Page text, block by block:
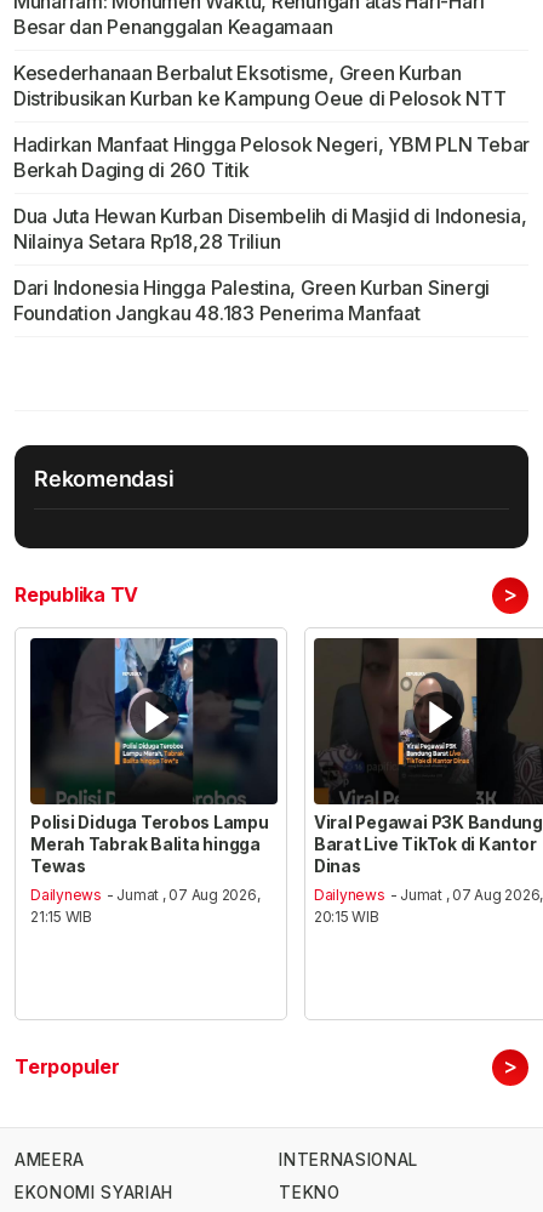
Besar dan Penanggalan Keagamaan
Kesederhanaan Berbalut Eksotisme, Green Kurban
Distribusikan Kurban ke Kampung Oeue di Pelosok NTT
Hadirkan Manfaat Hingga Pelosok Negeri, YBM PLN Tebar
Berkah Daging di 260 Titik
Dua Juta Hewan Kurban Disembelih di Masjid di Indonesia,
Nilainya Setara Rp18,28 Triliun
Dari Indonesia Hingga Palestina, Green Kurban Sinergi
Foundation Jangkau 48.183 Penerima Manfaat
Rekomendasi
Republika TV >
Polisi Diduga Terobos Lampu
Merah Tabrak Balita hingga
Tewas
Dailynews - Jumat , 07 Aug 2026,
21:15 WIB
Viral Pegawai P3K Bandung
Barat Live TikTok di Kantor
Dinas
Dailynews - Jumat , 07 Aug 2026,
20:15 WIB
Terpopuler >
AMEERA
EKONOMI SYARIAH
INTERNASIONAL
TEKNO